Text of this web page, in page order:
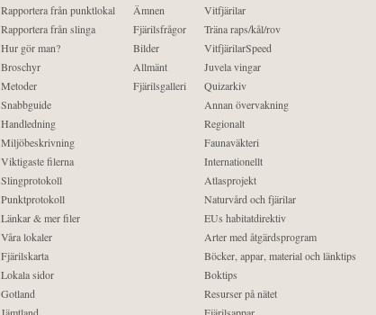
Rapportera från punktlokal
Rapportera från slinga
Hur gör man?
Broschyr
Metoder
Snabbguide
Handledning
Miljöbeskrivning
Viktigaste filerna
Slingprotokoll
Punktprotokoll
Länkar & mer filer
Våra lokaler
Fjärilskarta
Lokala sidor
Gotland
Ämnen
Fjärilsfrågor
Bilder
Allmänt
Fjärilsgalleri
Vitfjärilar
Träna raps/kål/rov
VitfjärilarSpeed
Juvela vingar
Quizarkiv
Annan övervakning
Regionalt
Faunaväkteri
Internationellt
Atlasprojekt
Naturvård och fjärilar
EUs habitatdirektiv
Arter med åtgärdsprogram
Böcker, appar, material och länktips
Boktips
Resurser på nätet